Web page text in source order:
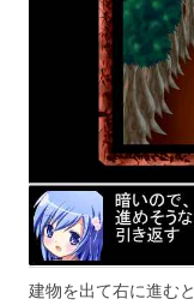
建物を出て右に進む